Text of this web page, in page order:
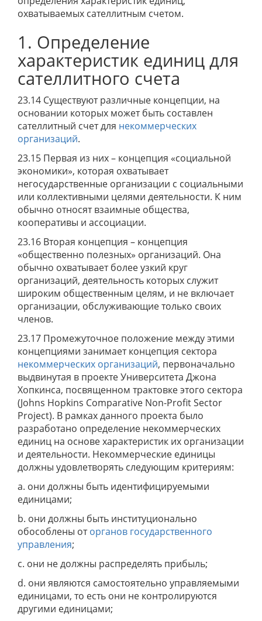
охватываемых сателлитным счетом.
1. Определение
характеристик единиц для
сателлитного счета
23.14 Существуют различные концепции, на
основании которых может быть составлен
сателлитный счет для некоммерческих
организаций.
23.15 Первая из них – концепция «социальной
экономики», которая охватывает
негосударственные организации с социальными
или коллективными целями деятельности. К ним
обычно относят взаимные общества,
кооперативы и ассоциации.
23.16 Вторая концепция – концепция
«общественно полезных» организаций. Она
обычно охватывает более узкий круг
организаций, деятельность которых служит
широким общественным целям, и не включает
организации, обслуживающие только своих
членов.
23.17 Промежуточное положение между этими
концепциями занимает концепция сектора
некоммерческих организаций, первоначально
выдвинутая в проекте Университета Джона
Хопкинса, посвященном трактовке этого сектора
(Johns Hopkins Comparative Non-Profit Sector
Project). В рамках данного проекта было
разработано определение некоммерческих
единиц на основе характеристик их организации
и деятельности. Некоммерческие единицы
должны удовлетворять следующим критериям:
a. они должны быть идентифицируемыми
единицами;
b. они должны быть институционально
обособлены оторганов государственного
управления;
c. они не должны распределять прибыль;
d. они являются самостоятельно управляемыми
единицами, то есть они не контролируются
другими единицами;